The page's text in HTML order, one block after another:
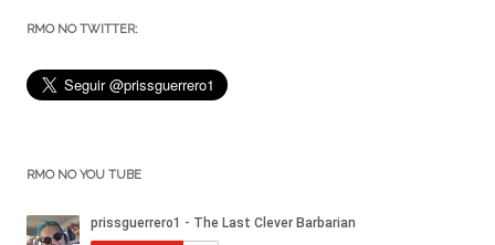
RMO NO TWITTER:
RMO NO YOU TUBE